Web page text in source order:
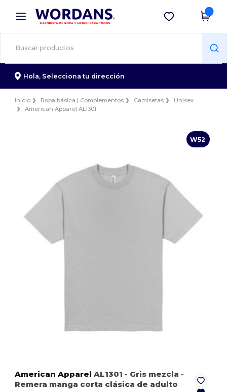
× App de Wordans
¡Mejores precios en app!
Descargar app
Hola, Selecciona tu dirección
Inicio Ropa básica | Complementos Camisetas
Unisex
American Apparel AL1301
W52
American Apparel AL1301 - Gris mezcla -
Remera manga corta clásica de adulto